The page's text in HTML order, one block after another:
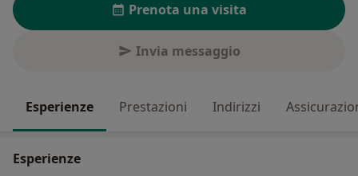
Prenota una visita
Invia messaggio
Esperienze Prestazioni Indirizzi
Esperienze